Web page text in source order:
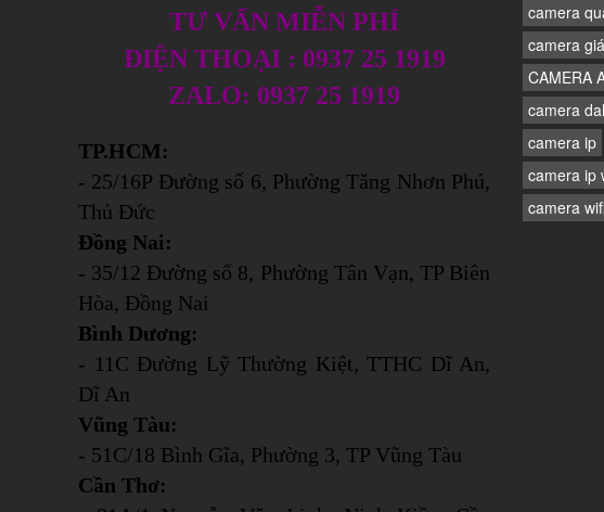
TƯ VẤN MIỄN PHÍ
ĐIỆN THOẠI : 0937 25 1919
ZALO: 0937 25 1919
TP.HCM:
- 25/16P Đường số 6, Phường Tăng Nhơn Phú,
Thủ Đức
Đồng Nai:
- 35/12 Đường số 8, Phường Tân Vạn, TP Biên
Hòa, Đồng Nai
Bình Dương:
- 11C Đường Lỹ Thường Kiệt, TTHC Dĩ An,
Dĩ An
Vũng Tàu:
- 51C/18 Bình Gĩa, Phường 3, TP Vũng Tàu
Cần Thơ:
camera
camera
CAMERA
camera
camera ip
camera ip
camera